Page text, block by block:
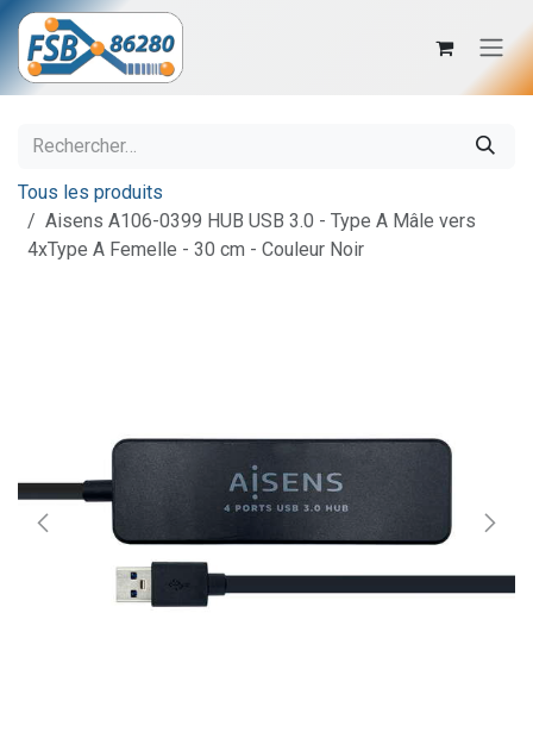
Se rendre au contenu
Tous les produits
Aisens A106-0399 HUB USB 3.0 - Type A Mâle vers
4xType A Femelle - 30 cm - Couleur Noir